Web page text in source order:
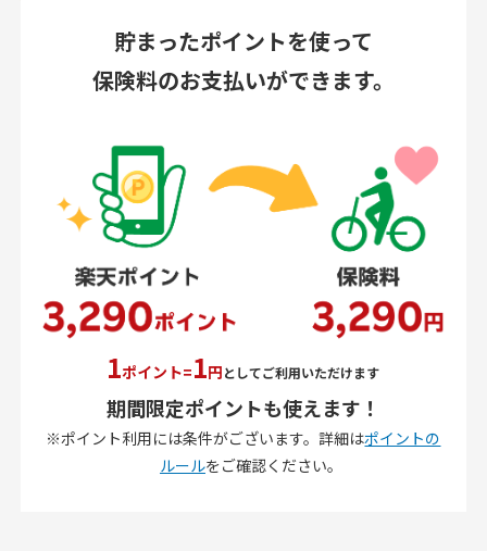
貯まったポイントを使って
保険料のお支払いができます。
1ポイント=1円としてご利用いただけます
期間限定ポイントも使えます！
ポイント利用には条件がございます。詳細はポイントの
ルールをご確認ください。